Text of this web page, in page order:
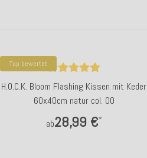
Top bewertet
H.O.C.K. Bloom Flashing Kissen mit Keder
60x40cm natur col. 00
ab28,99 €*